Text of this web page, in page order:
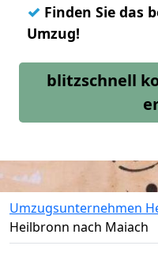
✓ Finden Sie das
Umzug!
blitzschnell
Umzugsunternehmen
Heilbronn nach Maiach